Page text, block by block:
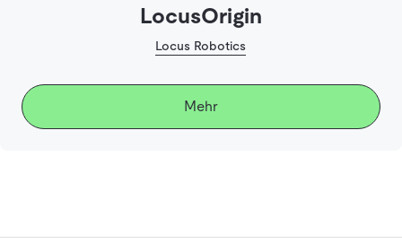
LocusOrigin
Locus Robotics
Mehr